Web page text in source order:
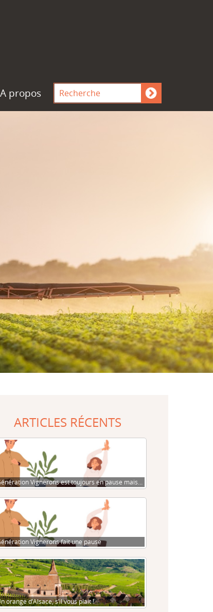
A propos
ARTICLES RÉCENTS
Vignerons est toujours en pause mais…
Vignerons fait une pause
orange d’Alsace, s’il vous plait !